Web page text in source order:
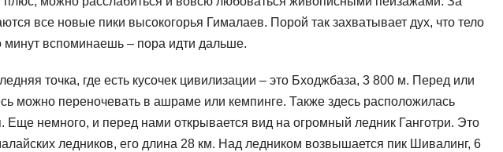
все новые пики высокогорья Гималаев. Порой так захватывает дух, что тело
минут вспоминаешь – пора идти дальше.
точка, где есть кусочек цивилизации – это Бходжбаза, 3 800 м. Перед или
можно переночевать в ашраме или кемпинге. Также здесь расположилась
Еще немного, и перед нами открывается вид на огромный ледник Ганготри. Это
ледников, его длина 28 км. Над ледником возвышается пик Шивалинг, 6